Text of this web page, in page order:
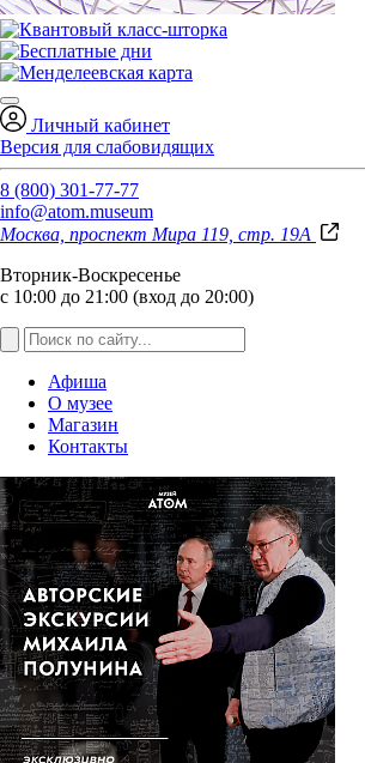
Личный кабинет
Версия для слабовидящих
8 (800) 301-77-77
info@atom.museum
Москва, проспект Мира 119, стр. 19А
Вторник-Воскресенье
с 10:00 до 21:00 (вход до 20:00)
Афиша
О музее
Магазин
Контакты